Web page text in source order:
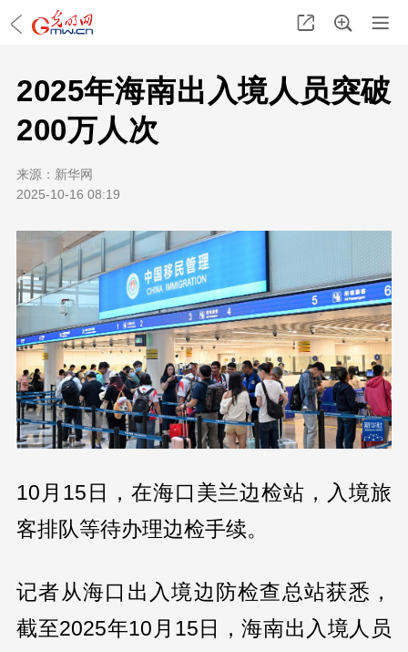
2025年海南出入境人员突破
200万人次
来源： 新华网
2025-10-16 08:19
10月15日，在海口美兰边检站，入境旅
客排队等待办理边检手续。
记者从海口出入境边防检查总站获悉，
截至2025年10月15日，海南出入境人员